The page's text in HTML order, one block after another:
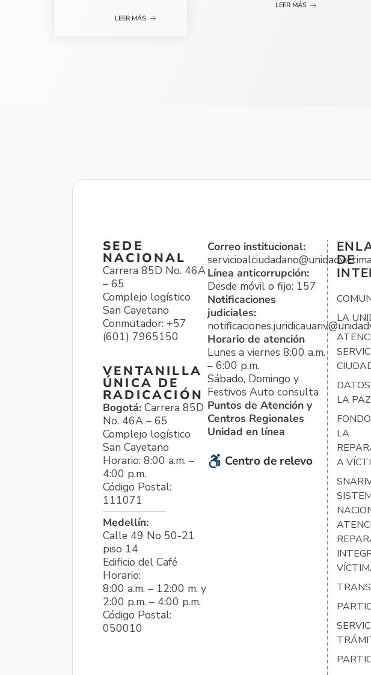
LEER MÁS
LEER MÁS
SEDE
NACIONAL
Carrera 85D No. 46A
– 65
Complejo logístico
San Cayetano
Conmutador: +57
(601) 7965150
VENTANILLA
ÚNICA DE
RADICACIÓN
Bogotá: Carrera 85D
No. 46A – 65
Complejo logístico
San Cayetano
Horario: 8:00 a.m. –
4:00 p.m.
Código Postal:
111071
Medellín:
Calle 49 No 50-21
piso 14
Edificio del Café
Horario:
8:00 a.m. – 12:00 m. y
2:00 p.m. – 4:00 p.m.
Código Postal:
050010
Correo institucional:
Línea anticorrupción:
Desde móvil o fijo: 157
Notificaciones
judiciales:
Horario de atención
Lunes a viernes 8:00 a.m.
– 6:00 p.m.
Sábado, Domingo y
Festivos Auto consulta
Puntos de Atención y
Centros Regionales
Unidad en línea
Centro de relevo
DE
LA
LA PAZ
LA
A